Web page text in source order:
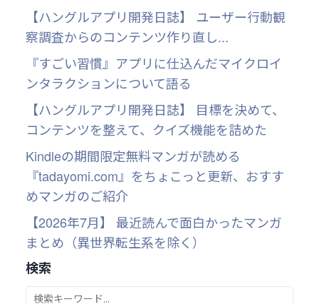
【ハングルアプリ開発日誌】 ユーザー行動観
察調査からのコンテンツ作り直し...
『すごい習慣』アプリに仕込んだマイクロイ
ンタラクションについて語る
【ハングルアプリ開発日誌】 目標を決めて、
コンテンツを整えて、クイズ機能を詰めた
Kindleの期間限定無料マンガが読める
『tadayomi.com』をちょこっと更新、おすす
めマンガのご紹介
【2026年7月】 最近読んで面白かったマンガ
まとめ（異世界転生系を除く）
検索